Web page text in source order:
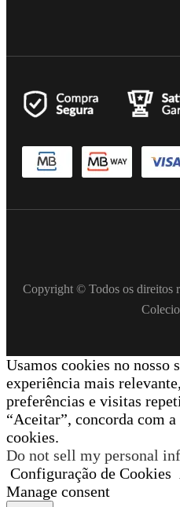
Copyright © Todos os direitos
Usamos cookies no nosso
experiência mais
preferências e visitas
“Aceitar”, concorda com
cookies.
Do not sell my personal
Configuração de Cookies
Manage consent